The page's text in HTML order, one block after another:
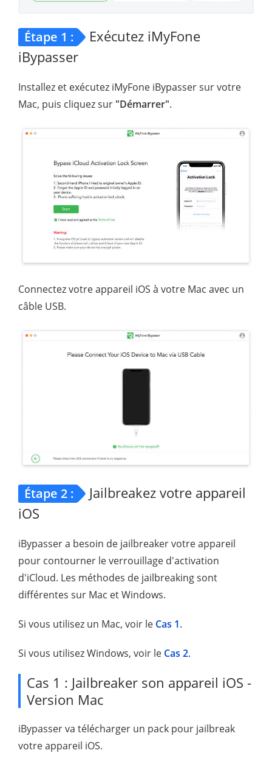
Étape 1 :
Exécutez iMyFone
iBypasser
Installez et exécutez iMyFone iBypasser sur votre
Mac, puis cliquez sur "Démarrer".
Connectez votre appareil iOS à votre Mac avec un
câble USB.
Étape 2 :
Jailbreakez votre appareil
iOS
iBypasser a besoin de jailbreaker votre appareil
pour contourner le verrouillage d'activation
d'iCloud. Les méthodes de jailbreaking sont
différentes sur Mac et Windows.
Si vous utilisez un Mac, voir le Cas 1.
Si vous utilisez Windows, voir le Cas 2.
Cas 1 : Jailbreaker son appareil iOS -
Version Mac
iBypasser va télécharger un pack pour jailbreak
votre appareil iOS.